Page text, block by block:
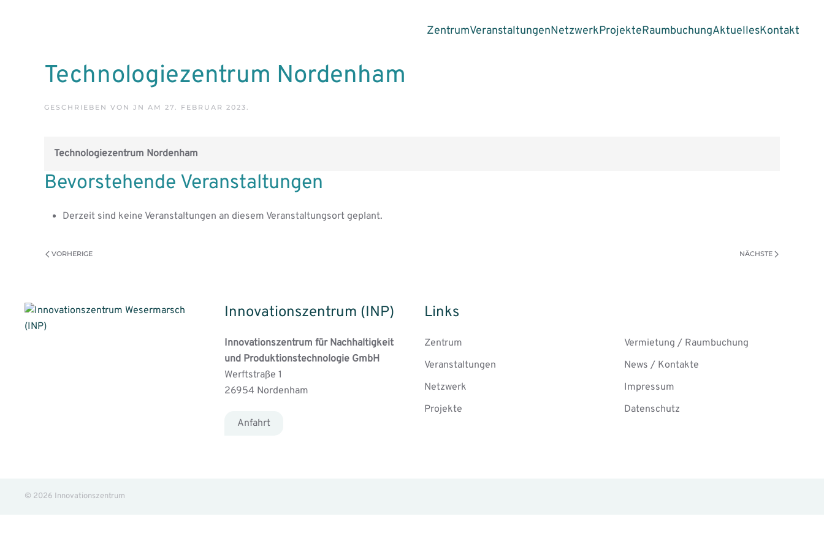
ZentrumVeranstaltungenNetzwerkProjekteRaumbuchungAktuellesKontakt
Technologiezentrum Nordenham
GESCHRIEBEN VON JN AM 27. FEBRUAR 2023.
Technologiezentrum Nordenham
Bevorstehende Veranstaltungen
Derzeit sind keine Veranstaltungen an diesem Veranstaltungsort geplant.
VORHERIGE NÄCHSTE
Innovationszentrum (INP)
Innovationszentrum für Nachhaltigkeit
und Produktionstechnologie GmbH
Werftstraße 1
26954 Nordenham
Anfahrt
Links
Zentrum
Veranstaltungen
Netzwerk
Projekte
Vermietung / Raumbuchung
News / Kontakte
Impressum
Datenschutz
© 2026 Innovationszentrum